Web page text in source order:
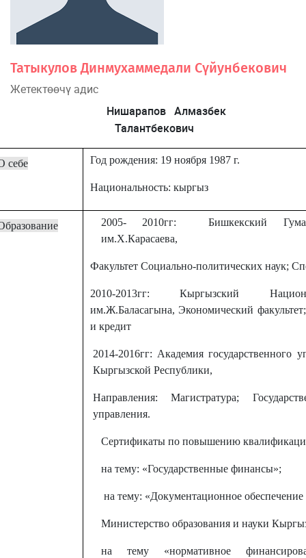
Татыкулов Динмухаммедали Сүйунбекович
Жетектөөчү адис
Нишарапов Алмазбек
Талантбекович
себе Год рождения: 19 ноября 1987 г.
Национальность: кыргыз
2005- 2010гг: Бишкекский
им.Х.Карасаева,
Факультет Социально-политических наук;
2010-2013гг: Кыргызский
им.Ж.Баласагына, Экономический
и кредит
2014-2016гг: Академия государственного
Кыргызской Республики,
Направления:
Магистратура;
управления.
Сертификаты по повышению
на тему: «Государственные финансы»;
на тему: «Документационное
Министерство образования и науки
на тему «нормативное